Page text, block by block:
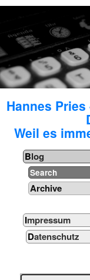
Hannes
Weil es
Blog
Search
Archive
Impressum
Datenschutz